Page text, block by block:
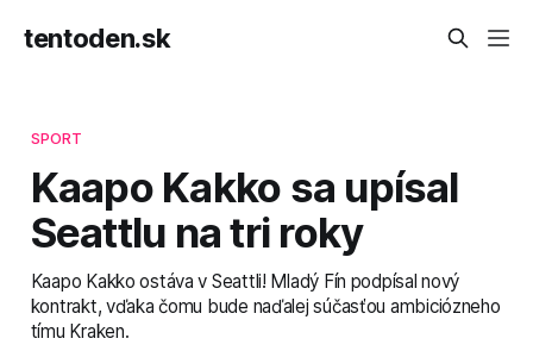
tentoden.sk
SPORT
Kaapo Kakko sa upísal
Seattlu na tri roky
Kaapo Kakko ostáva v Seattli! Mladý Fín podpísal nový
kontrakt, vďaka čomu bude naďalej súčasťou ambiciózneho
tímu Kraken.